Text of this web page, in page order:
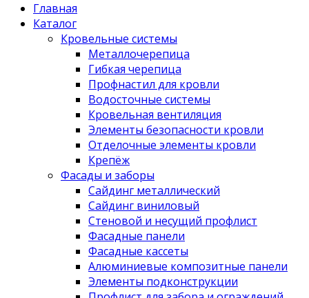
Главная
Каталог
Кровельные системы
Металлочерепица
Гибкая черепица
Профнастил для кровли
Водосточные системы
Кровельная вентиляция
Элементы безопасности кровли
Отделочные элементы кровли
Крепёж
Фасады и заборы
Сайдинг металлический
Сайдинг виниловый
Стеновой и несущий профлист
Фасадные панели
Фасадные кассеты
Алюминиевые композитные панели
Элементы подконструкции